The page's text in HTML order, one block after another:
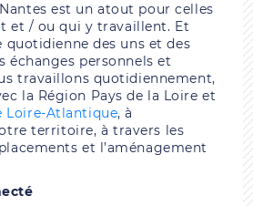
est un atout pour celles
et / ou qui y travaillent. Et
des uns et des
échanges personnels et
travaillons quotidiennement,
la Région Pays de la Loire et
Loire-Atlantique, à
territoire, à travers les
et l’aménagement